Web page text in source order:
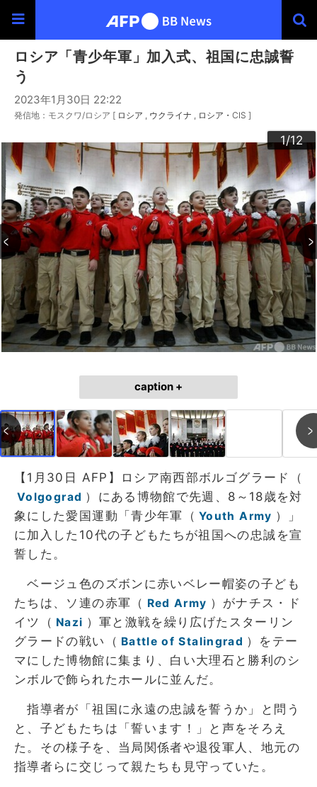
ロシア「青少年軍」加入式、祖国に忠誠誓
う
2023年1月30日 22:22
発信地：モスクワ/ロシア [ ロシア ウクライナ ロシア・CIS ]
1/12
2/12
3/12
4/12
5/12
6/12
7/12
8/12
9/12
10/12
11/12
12/12
caption +
【1月30日 AFP】ロシア南西部ボルゴグラード（
Volgograd ）にある博物館で先週、8～18歳を対
象にした愛国運動「青少年軍（ Youth Army ）」
に加入した10代の子どもたちが祖国への忠誠を宣
誓した。
ベージュ色のズボンに赤いベレー帽姿の子ども
たちは、ソ連の赤軍（ Red Army ）がナチス・ド
イツ（ Nazi ）軍と激戦を繰り広げたスターリン
グラードの戦い（ Battle of Stalingrad ）をテー
マにした博物館に集まり、白い大理石と勝利のシ
ンボルで飾られたホールに並んだ。
指導者が「祖国に永遠の忠誠を誓うか」と問う
と、子どもたちは「誓います！」と声をそろえ
た。その様子を、当局関係者や退役軍人、地元の
指導者らに交じって親たちも見守っていた。